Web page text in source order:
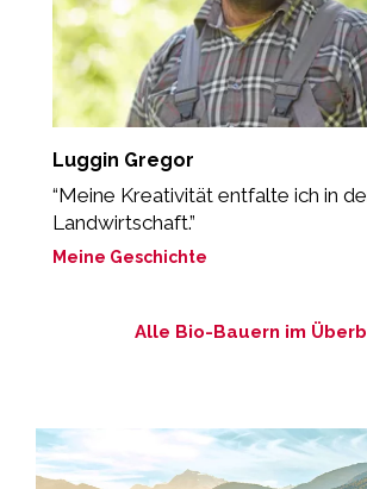
Luggin Gregor
“Meine Kreativität entfalte ich in
Landwirtschaft.”
Meine Geschichte
Alle Bio-Bauern im